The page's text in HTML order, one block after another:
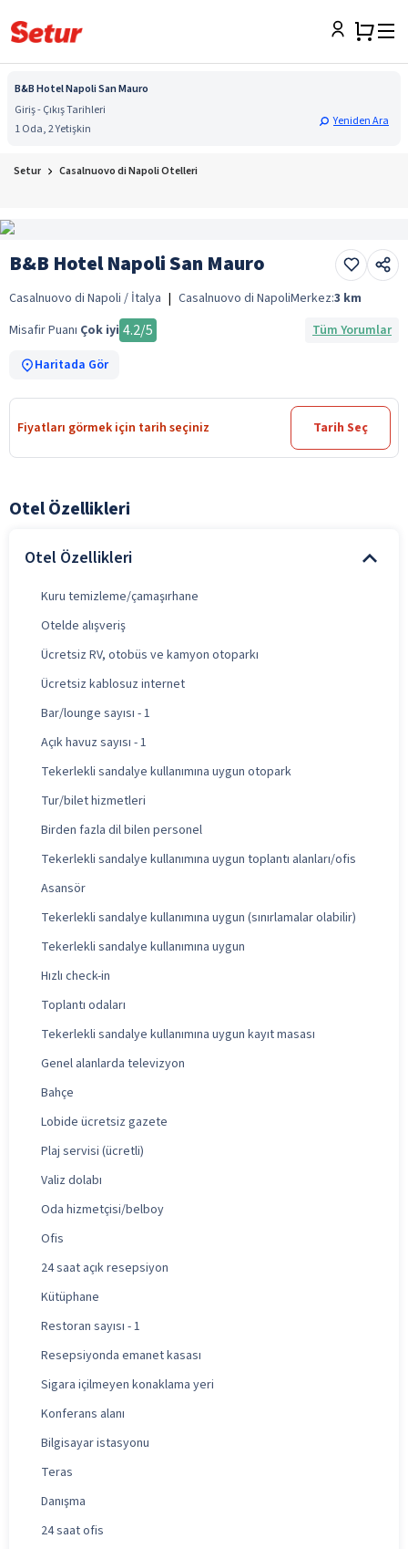
B&B Hotel Napoli San Mauro
Giriş - Çıkış Tarihleri
1 Oda, 2 Yetişkin
Yeniden Ara
Setur Casalnuovo di Napoli Otelleri
B&B Hotel Napoli San Mauro
Casalnuovo di Napoli / İtalya | Casalnuovo di NapoliMerkez:3 km
Misafir Puanı Çok iyi 4.2/5
Tüm Yorumlar
Haritada Gör
Fiyatları görmek için tarih seçiniz Tarih Seç
Otel Özellikleri
Otel Özellikleri
Kuru temizleme/çamaşırhane
Otelde alışveriş
Ücretsiz RV, otobüs ve kamyon otoparkı
Ücretsiz kablosuz internet
Bar/lounge sayısı - 1
Açık havuz sayısı - 1
Tekerlekli sandalye kullanımına uygun otopark
Tur/bilet hizmetleri
Birden fazla dil bilen personel
Tekerlekli sandalye kullanımına uygun toplantı alanları/ofis
Asansör
Tekerlekli sandalye kullanımına uygun (sınırlamalar olabilir)
Tekerlekli sandalye kullanımına uygun
Hızlı check-in
Toplantı odaları
Tekerlekli sandalye kullanımına uygun kayıt masası
Genel alanlarda televizyon
Bahçe
Lobide ücretsiz gazete
Plaj servisi (ücretli)
Valiz dolabı
Oda hizmetçisi/belboy
Ofis
24 saat açık resepsiyon
Kütüphane
Restoran sayısı - 1
Resepsiyonda emanet kasası
Sigara içilmeyen konaklama yeri
Konferans alanı
Bilgisayar istasyonu
Teras
Danışma
24 saat ofis